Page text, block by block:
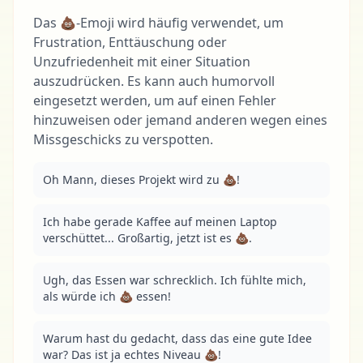
Das 💩-Emoji wird häufig verwendet, um
Frustration, Enttäuschung oder
Unzufriedenheit mit einer Situation
auszudrücken. Es kann auch humorvoll
eingesetzt werden, um auf einen Fehler
hinzuweisen oder jemand anderen wegen eines
Missgeschicks zu verspotten.
Oh Mann, dieses Projekt wird zu 💩!
Ich habe gerade Kaffee auf meinen Laptop
verschüttet... Großartig, jetzt ist es 💩.
Ugh, das Essen war schrecklich. Ich fühlte mich,
als würde ich 💩 essen!
Warum hast du gedacht, dass das eine gute Idee
war? Das ist ja echtes Niveau 💩!